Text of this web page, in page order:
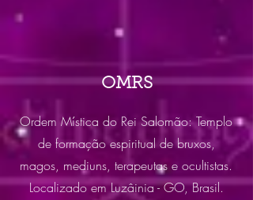
OMRS
Ordem Mística do Rei Salomão: Templo
de formação espiritual de bruxos,
magos, mediuns, terapeutas e ocultistas.
Localizado em Luzâinia - GO, Brasil.